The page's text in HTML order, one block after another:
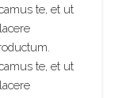
te, et ut
te, et ut